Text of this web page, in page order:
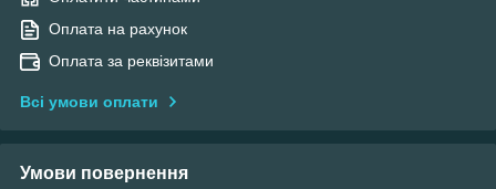
Оплата на рахунок
Оплата за реквізитами
Всі умови оплати
Умови повернення